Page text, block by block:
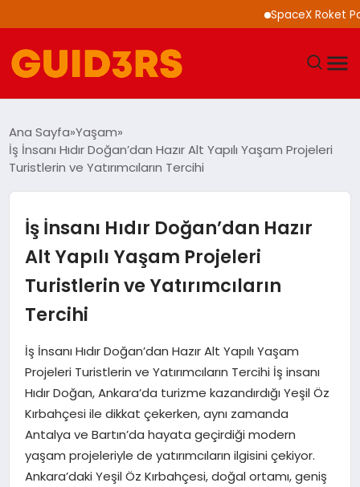
SpaceX Roket
YAŞAM
SPOR
SAĞLIK
MAGAZIN
EĞITIM
Ana Sayfa Yaşam
İş İnsanı Hıdır Doğan’dan Hazır Alt Yapılı Yaşam Projeleri
Turistlerin ve Yatırımcıların Tercihi
İş İnsanı Hıdır Doğan’dan Hazır
Alt Yapılı Yaşam Projeleri
Turistlerin ve Yatırımcıların
Tercihi
İş İnsanı Hıdır Doğan’dan Hazır Alt Yapılı Yaşam
Projeleri Turistlerin ve Yatırımcıların Tercihi İş insanı
Hıdır Doğan, Ankara’da turizme kazandırdığı Yeşil Öz
Kırbahçesi ile dikkat çekerken, aynı zamanda
Antalya ve Bartın’da hayata geçirdiği modern
yaşam projeleriyle de yatırımcıların ilgisini çekiyor.
Ankara’daki Yeşil Öz Kırbahçesi, doğal ortamı, geniş